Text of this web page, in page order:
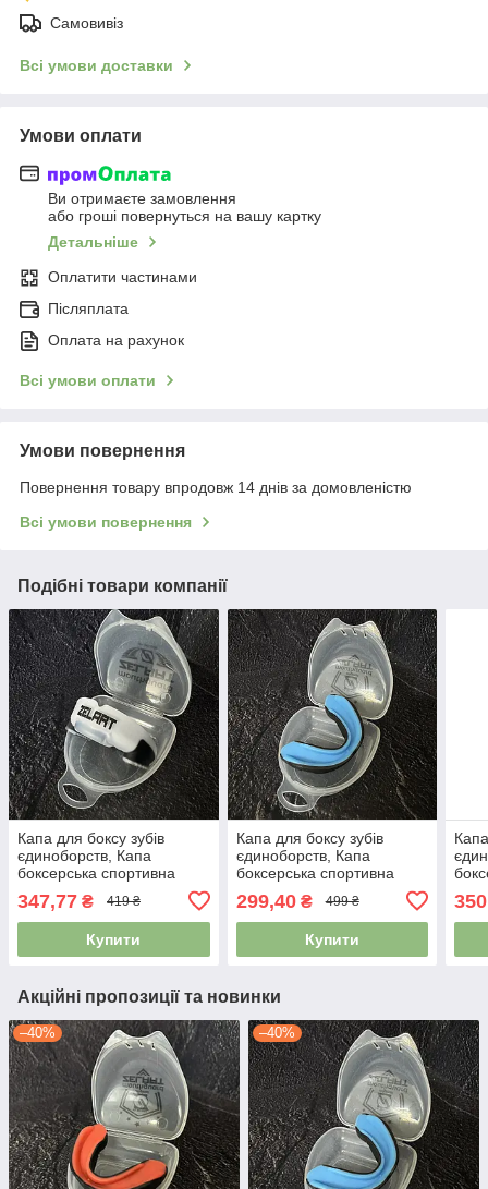
Самовивіз
Всі умови доставки
Умови оплати
Ви отримаєте замовлення
або гроші повернуться на вашу картку
Детальніше
Оплатити частинами
Післяплата
Оплата на рахунок
Всі умови оплати
Умови повернення
Повернення товару впродовж 14 днів за домовленістю
Всі умови повернення
Подібні товари компанії
Капа для боксу зубів
єдиноборств, Капа
боксерська спортивна
капа для ММА Zelart BO-
3535 білий-чорний
347,77 ₴ 419 ₴
Купити
Капа для боксу зубів
єдиноборств, Капа
боксерська спортивна
капа для ММА Zelart BO-
0062 чорний-синій
299,40₴ 499 ₴
Купити
Акційні пропозиції та новинки
–40% –40%